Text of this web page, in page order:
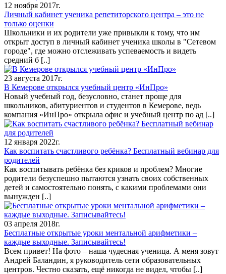
12 ноября 2017г.
Личный кабинет ученика репетиторского центра – это не
только оценки
Школьники и их родители уже привыкли к тому, что им
открыт доступ в личный кабинет ученика школы в "Сетевом
городе", где можно отслеживать успеваемость и видеть
средний б [..]
23 августа 2017г.
В Кемерове открылся учебный центр «ИнПро»
Новый учебный год, безусловно, станет проще для
школьников, абитуриентов и студентов в Кемерове, ведь
компания «ИнПро» открыла офис и учебный центр по ад [..]
12 января 2022г.
Как воспитать счастливого ребёнка? Бесплатный вебинар для
родителей
Как воспитывать ребёнка без криков и проблем? Многие
родители безуспешно пытаются узнать своих собственных
детей и самостоятельно понять, с какими проблемами они
вынужден [..]
03 апреля 2018г.
Бесплатные открытые уроки ментальной арифметики –
каждые выходные. Записывайтесь!
Всем привет! На фото – наша чудесная ученица. А меня зовут
Андрей Баландин, я руководитель сети образовательных
центров. Честно сказать, ещё никогда не видел, чтобы [..]